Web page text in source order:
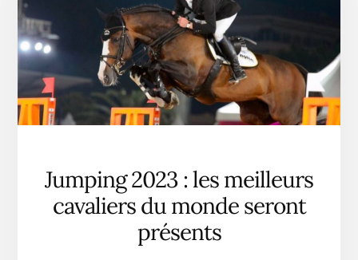
JUMPING
DE
CANNES
Jumping 2023 : les meilleurs
cavaliers du monde seront
présents